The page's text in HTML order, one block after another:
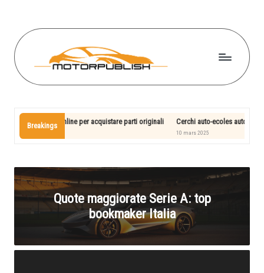
content
M
t
o
r
p
u
is
Breakings
online per acquistare parti originali Cerchi auto-ecoles autour de moi? Scopri
Quote maggiorate Serie A: top
bookmaker Italia